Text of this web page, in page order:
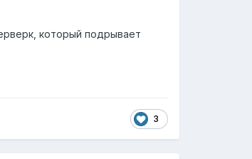
который подрывает
3